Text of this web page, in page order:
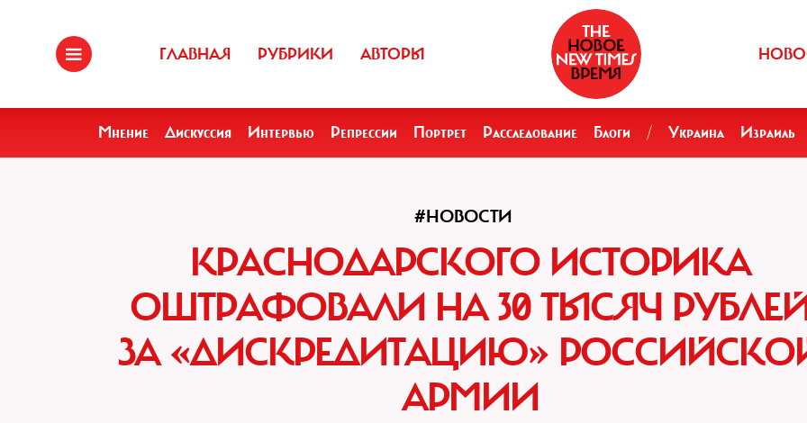
ГЛАВНАЯ РУБРИКИ АВТОРЫ
Мнение Дискуссия Интервью Репрессии Портрет Расследование Блоги / Украина Израиль
#НОВОСТИ
КРАСНОДАРСКОГО ИСТОРИКА
ОШТРАФОВАЛИ НА 30 ТЫСЯЧ
ЗА «ДИСКРЕДИТАЦИЮ»
АРМИИ